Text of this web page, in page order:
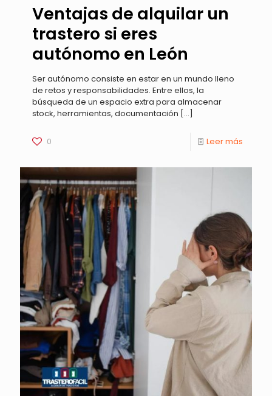
Ventajas de alquilar un
trastero si eres
autónomo en León
Ser autónomo consiste en estar en un mundo lleno
de retos y responsabilidades. Entre ellos, la
búsqueda de un espacio extra para almacenar
stock, herramientas, documentación […]
0 Leer más